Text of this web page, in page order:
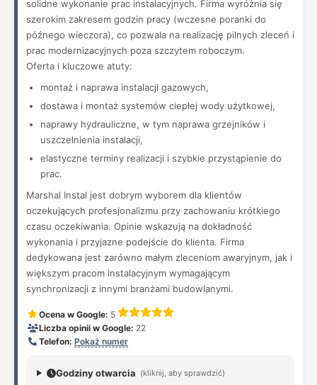
solidne wykonanie prac instalacyjnych. Firma wyróżnia się
szerokim zakresem godzin pracy (wczesne poranki do
późnego wieczora), co pozwala na realizację pilnych zleceń i
prac modernizacyjnych poza szczytem roboczym.
Oferta i kluczowe atuty:
montaż i naprawa instalacji gazowych,
dostawa i montaż systemów ciepłej wody użytkowej,
naprawy hydrauliczne, w tym naprawa grzejników i
uszczelnienia instalacji,
elastyczne terminy realizacji i szybkie przystąpienie do
prac.
Marshal Instal jest dobrym wyborem dla klientów
oczekujących profesjonalizmu przy zachowaniu krótkiego
czasu oczekiwania. Opinie wskazują na dokładność
wykonania i przyjazne podejście do klienta. Firma
dedykowana jest zarówno małym zleceniom awaryjnym, jak i
większym pracom instalacyjnym wymagającym
synchronizacji z innymi branżami budowlanymi.
Ocena w Google: 5
Liczba opinii w Google: 22
Telefon: Pokaż numer
Godziny otwarcia (kliknij, aby sprawdzić)